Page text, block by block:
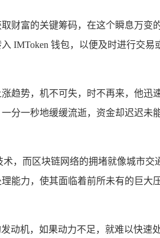
财富的关键筹码，在这个瞬息万
IMToken 钱包，以便及时进行交
势，机不可失，时不再来，他迅
分一秒地缓缓流逝，资金却迟迟
，而区块链网络的拥堵就像城市
力，使其面临着前所未有的巨
机，如果动力不足，就难以快速